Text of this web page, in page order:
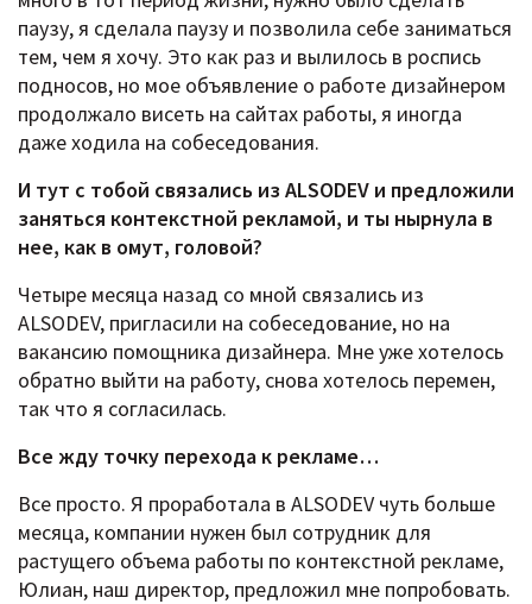
паузу, я сделала паузу и позволила себе заниматься
тем, чем я хочу. Это как раз и вылилось в роспись
подносов, но мое объявление о работе дизайнером
продолжало висеть на сайтах работы, я иногда
даже ходила на собеседования.
И тут с тобой связались из ALSODEV и предложили
заняться контекстной рекламой, и ты нырнула в
нее, как в омут, головой?
Четыре месяца назад со мной связались из
ALSODEV, пригласили на собеседование, но на
вакансию помощника дизайнера. Мне уже хотелось
обратно выйти на работу, снова хотелось перемен,
так что я согласилась.
Все жду точку перехода к рекламе…
Все просто. Я проработала в ALSODEV чуть больше
месяца, компании нужен был сотрудник для
растущего объема работы по контекстной рекламе,
Юлиан, наш директор, предложил мне попробовать.